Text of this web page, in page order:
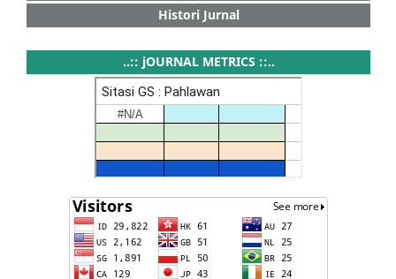
Histori Jurnal
..:: jOURNAL METRICS ::..